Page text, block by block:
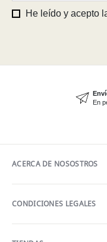
He leído y acepto
En
ACERCA DE NOSOSTROS
CONDICIONES LEGALES